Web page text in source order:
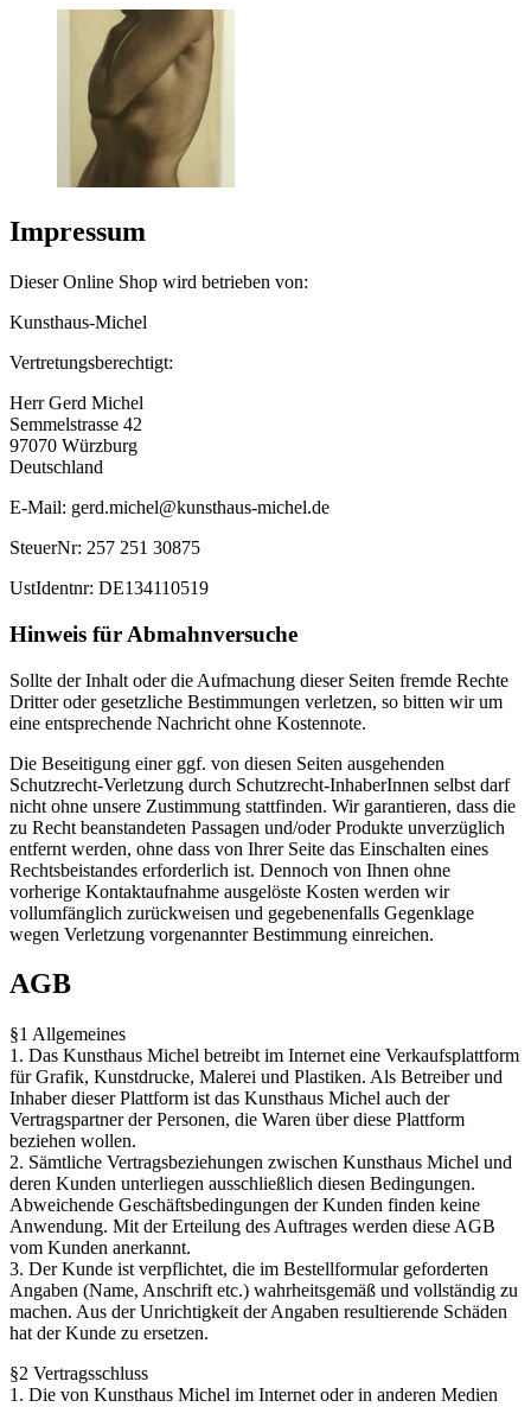
Impressum
Dieser Online Shop wird betrieben von:
Kunsthaus-Michel
Vertretungsberechtigt:
Herr Gerd Michel
Semmelstrasse 42
97070 Würzburg
Deutschland
E-Mail: gerd.michel@kunsthaus-michel.de
SteuerNr: 257 251 30875
UstIdentnr: DE134110519
Hinweis für Abmahnversuche
Sollte der Inhalt oder die Aufmachung dieser Seiten fremde Rechte
Dritter oder gesetzliche Bestimmungen verletzen, so bitten wir um
eine entsprechende Nachricht ohne Kostennote.
Die Beseitigung einer ggf. von diesen Seiten ausgehenden
Schutzrecht-Verletzung durch Schutzrecht-InhaberInnen selbst darf
nicht ohne unsere Zustimmung stattfinden. Wir garantieren, dass die
zu Recht beanstandeten Passagen und/oder Produkte unverzüglich
entfernt werden, ohne dass von Ihrer Seite das Einschalten eines
Rechtsbeistandes erforderlich ist. Dennoch von Ihnen ohne
vorherige Kontaktaufnahme ausgelöste Kosten werden wir
vollumfänglich zurückweisen und gegebenenfalls Gegenklage
wegen Verletzung vorgenannter Bestimmung einreichen.
AGB
§1 Allgemeines
1. Das Kunsthaus Michel betreibt im Internet eine Verkaufsplattform
für Grafik, Kunstdrucke, Malerei und Plastiken. Als Betreiber und
Inhaber dieser Plattform ist das Kunsthaus Michel auch der
Vertragspartner der Personen, die Waren über diese Plattform
beziehen wollen.
2. Sämtliche Vertragsbeziehungen zwischen Kunsthaus Michel und
deren Kunden unterliegen ausschließlich diesen Bedingungen.
Abweichende Geschäftsbedingungen der Kunden finden keine
Anwendung. Mit der Erteilung des Auftrages werden diese AGB
vom Kunden anerkannt.
3. Der Kunde ist verpflichtet, die im Bestellformular geforderten
Angaben (Name, Anschrift etc.) wahrheitsgemäß und vollständig zu
machen. Aus der Unrichtigkeit der Angaben resultierende Schäden
hat der Kunde zu ersetzen.
§2 Vertragsschluss
1. Die von Kunsthaus Michel im Internet oder in anderen Medien